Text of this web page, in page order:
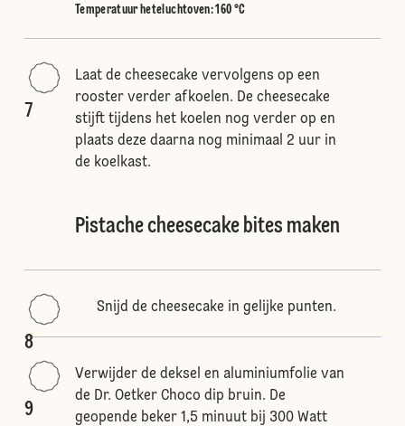
Temperatuur heteluchtoven:160 °C
7
Laat de cheesecake vervolgens op een
rooster verder afkoelen. De cheesecake
stijft tijdens het koelen nog verder op en
plaats deze daarna nog minimaal 2 uur in
de koelkast.
Pistache cheesecake bites maken
8
Snijd de cheesecake in gelijke punten.
9
Verwijder de deksel en aluminiumfolie van
de Dr. Oetker Choco dip bruin. De
geopende beker 1,5 minuut bij 300 Watt